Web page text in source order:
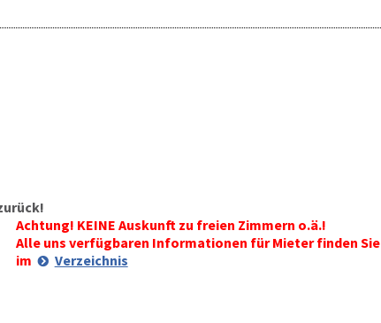
Achtung! KEINE Auskunft zu freien Zimmern o.ä.!
Alle uns verfügbaren Informationen für Mieter finden Sie
im
Verzeichnis